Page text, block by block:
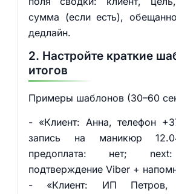
сумма (если есть),
дедлайн.
2. Настройте краткие
итогов
Примеры шаблонов (30–60
- «Клиент: Анна, телефон
запись на маникюр
предоплата: нет; next:
подтверждение Viber +
- «Клиент: ИП Петров,